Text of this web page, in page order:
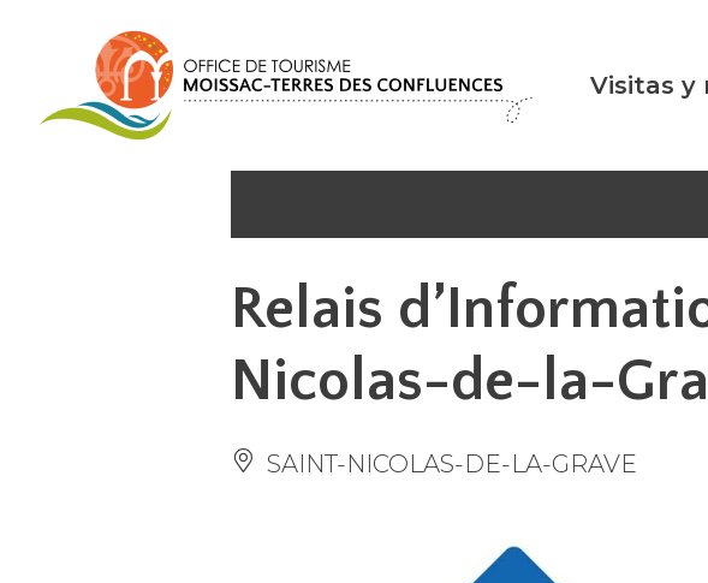
Visitas y
Relais
Nicolas-de-la-
SAINT-NICOLAS-DE-LA-GRAVE